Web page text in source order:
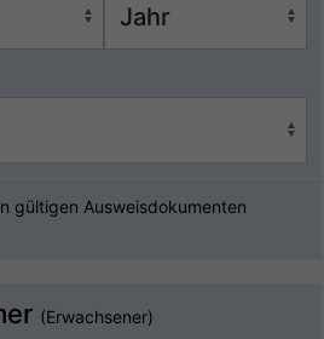
gültigen Ausweisdokumenten
(Erwachsener)